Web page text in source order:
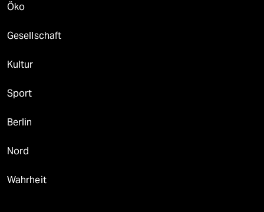
Öko
Gesellschaft
Kultur
Sport
Berlin
Nord
Wahrheit